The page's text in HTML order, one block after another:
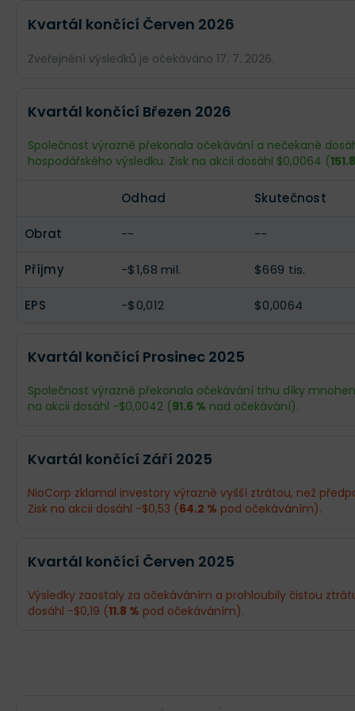
Kvartál končící Červen 2026
Zveřejnění výsledků je očekáváno 17. 7. 2026.
Příjmy -$4,08 mil. --
-$0,03 --
Kvartál končící Březen 2026
Společnost výrazně překonala očekávání a nečekaně
hospodářského výsledku. Zisk na akcii dosáhl $0,0064 (
Odhad Skutečnost
Obrat -- --
Příjmy -$1,68 mil. $669 tis.
EPS -$0,012 $0,0064
Kvartál končící Prosinec 2025
Společnost výrazně překonala očekávání trhu díky
na akcii dosáhl -$0,0042 (91.6 % nad očekávání).
Příjmy -$5,84 mil. -$623 tis.
Kvartál končící Září 2025
NioCorp zklamal investory výrazně vyšší ztrátou, než
Zisk na akcii dosáhl -$0,53 (64.2 % pod očekáváním).
Příjmy -$24,54 mil.
Kvartál končící Červen 2025
Výsledky zaostaly za očekáváním a prohloubily čistou
dosáhl -$0,19 (11.8 % pod očekáváním).